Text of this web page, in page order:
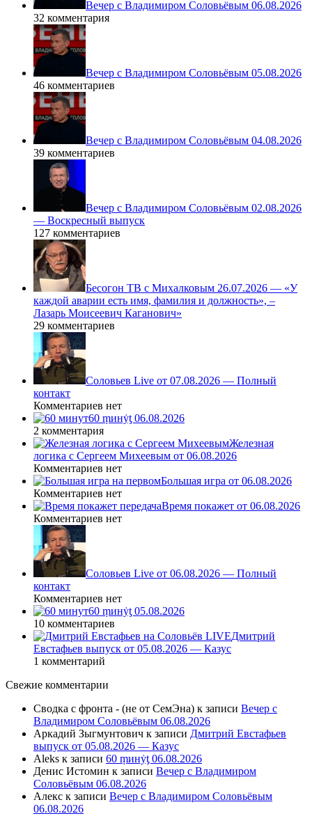
Вечер с Владимиром Соловьёвым 06.08.2026
32 комментария
Вечер с Владимиром Соловьёвым 05.08.2026
46 комментариев
Вечер с Владимиром Соловьёвым 04.08.2026
39 комментариев
Вечер с Владимиром Соловьёвым 02.08.2026
— Воскресный выпуск
127 комментариев
Бесогон ТВ с Михалковым 26.07.2026 — «У
каждой аварии есть имя, фамилия и должность», –
Лазарь Моисеевич Каганович»
29 комментариев
Соловьев Live от 07.08.2026 — Полный
контакт
Комментариев нет
60 ṃинẏƫ 06.08.2026
2 комментария
Железная
логика с Сергеем Михеевым от 06.08.2026
Комментариев нет
Большая игра от 06.08.2026
Комментариев нет
Время покажет от 06.08.2026
Комментариев нет
Соловьев Live от 06.08.2026 — Полный
контакт
Комментариев нет
60 ṃинẏƫ 05.08.2026
10 комментариев
Дмитрий
Евстафьев выпуск от 05.08.2026 — Казус
1 комментарий
Свежие комментарии
Сводка с фронта - (не от СемЭна) к записи Вечер с
Владимиром Соловьёвым 06.08.2026
Аркадий Зыгмунтович к записи Дмитрий Евстафьев
выпуск от 05.08.2026 — Казус
Aleks к записи 60 ṃинẏƫ 06.08.2026
Денис Истомин к записи Вечер с Владимиром
Соловьёвым 06.08.2026
Алекс к записи Вечер с Владимиром Соловьёвым
06.08.2026